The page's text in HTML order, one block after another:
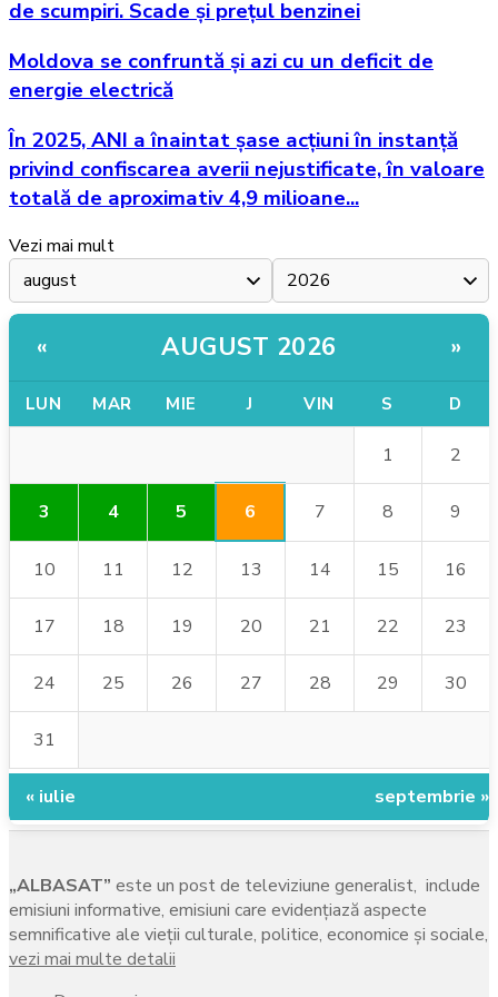
de scumpiri. Scade și prețul benzinei
Moldova se confruntă și azi cu un deficit de
energie electrică
În 2025, ANI a înaintat șase acțiuni în instanță
privind confiscarea averii nejustificate, în valoare
totală de aproximativ 4,9 milioane...
Vezi mai mult
« AUGUST 2026 »
LUN MAR MIE J VIN S D
1 2
3 4 5 6 7 8 9
10 11 12 13 14 15 16
17 18 19 20 21 22 23
24 25 26 27 28 29 30
31
« iulie septembrie »
„ALBASAT” este un post de televiziune generalist, include
emisiuni informative, emisiuni care evidenţiază aspecte
semnificative ale vieţii culturale, politice, economice şi sociale,
vezi mai multe detalii